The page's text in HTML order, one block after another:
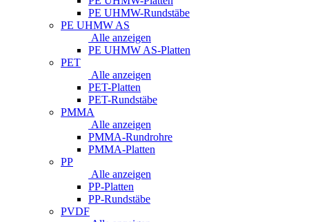
PE UHMW-Rundstäbe
PE UHMW AS
Alle anzeigen
PE UHMW AS-Platten
PET
Alle anzeigen
PET-Platten
PET-Rundstäbe
PMMA
Alle anzeigen
PMMA-Rundrohre
PMMA-Platten
PP
Alle anzeigen
PP-Platten
PP-Rundstäbe
PVDF